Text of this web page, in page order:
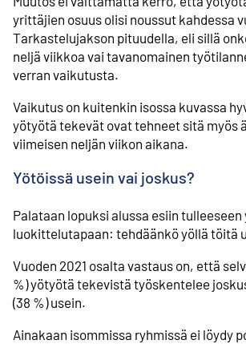
yrittäjien osuus olisi noussut kahdessa
Tarkastelujakson pituudella, eli sillä
neljä viikkoa vai tavanomainen
verran vaikutusta.
Vaikutus on kuitenkin isossa kuvassa
yötyötä tekevät ovat tehneet sitä myös
viimeisen neljän viikon aikana.
Yötöissä usein vai joskus?
Palataan lopuksi alussa esiin tulleeseen
luokittelutapaan: tehdäänkö yöllä töitä
Vuoden 2021 osalta vastaus on, että
%) yötyötä tekevistä työskentelee
(38 %) usein.
Ainakaan isommissa ryhmissä ei löydy